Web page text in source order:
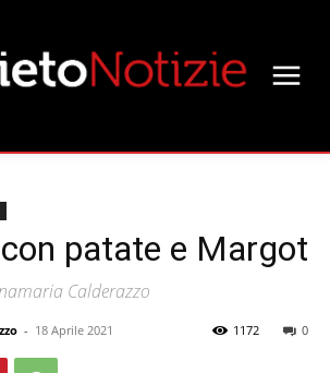
con patate e Margot
Calderazzo
- 18 Aprile 2021 0
1172